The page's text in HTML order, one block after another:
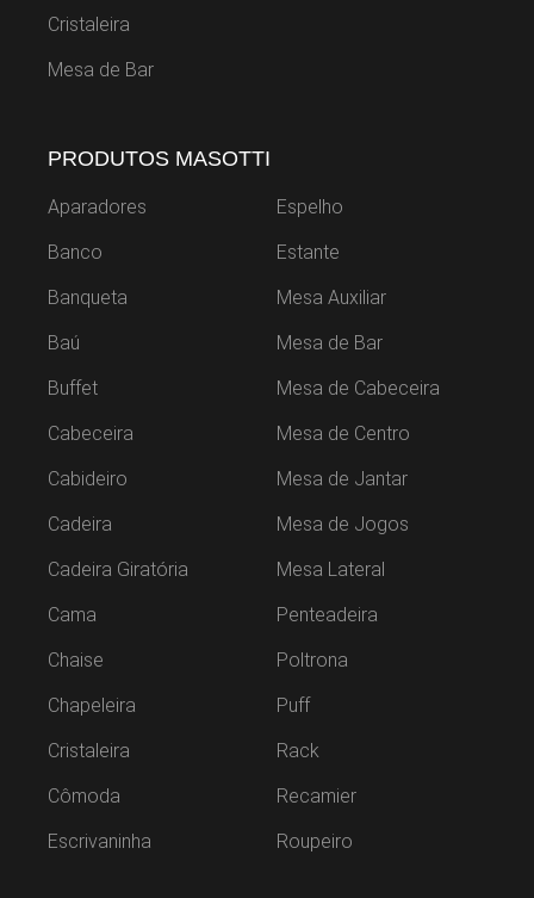
Cristaleira
Mesa de Bar
PRODUTOS MASOTTI
Aparadores
Banco
Banqueta
Baú
Buffet
Cabeceira
Cabideiro
Cadeira
Cadeira Giratória
Cama
Chaise
Chapeleira
Cristaleira
Cômoda
Escrivaninha
Espelho
Estante
Mesa Auxiliar
Mesa de Bar
Mesa de Cabeceira
Mesa de Centro
Mesa de Jantar
Mesa de Jogos
Mesa Lateral
Penteadeira
Poltrona
Puff
Rack
Recamier
Roupeiro